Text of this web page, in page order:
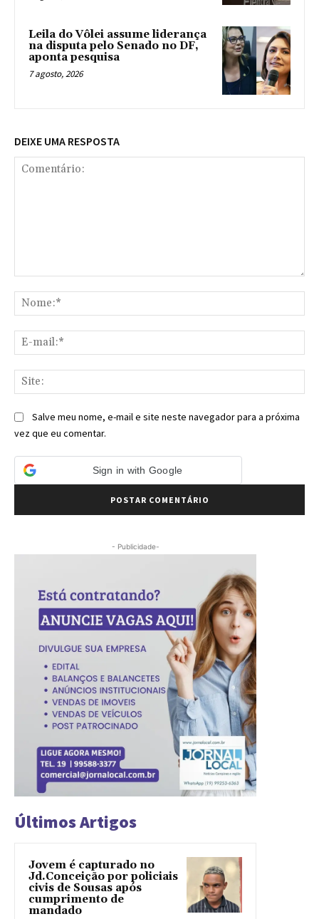
Leila do Vôlei assume liderança
na disputa pelo Senado no DF,
aponta pesquisa
7 agosto, 2026
DEIXE UMA RESPOSTA
Salve meu nome, e-mail e site neste navegador para a próxima
vez que eu comentar.
Sign in with Google
- Publicidade-
Últimos Artigos
Jovem é capturado no
Jd.Conceição por policiais
civis de Sousas após
cumprimento de
mandado